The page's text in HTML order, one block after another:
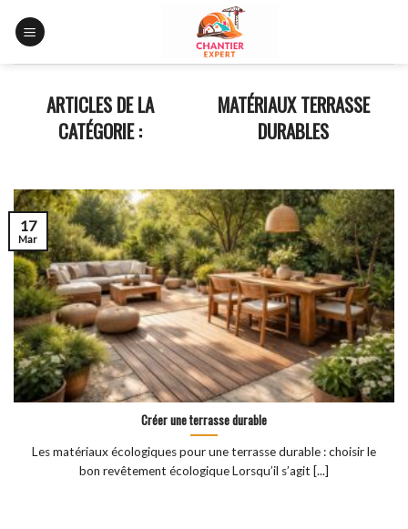
MATÉRIAUX TERRASSE
DURABLES
Créer une terrasse durable
Les matériaux écologiques pour une terrasse durable : choisir le
bon revêtement écologique Lorsqu’il s’agit [...]
17
Mar